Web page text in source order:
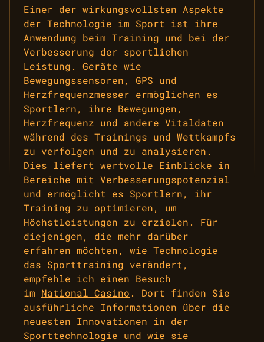
Einer der wirkungsvollsten Aspekte
der Technologie im Sport ist ihre
Anwendung beim Training und bei der
Verbesserung der sportlichen
Leistung. Geräte wie
Bewegungssensoren, GPS und
Herzfrequenzmesser ermöglichen es
Sportlern, ihre Bewegungen,
Herzfrequenz und andere Vitaldaten
während des Trainings und Wettkampfs
zu verfolgen und zu analysieren.
Dies liefert wertvolle Einblicke in
Bereiche mit Verbesserungspotenzial
und ermöglicht es Sportlern, ihr
Training zu optimieren, um
Höchstleistungen zu erzielen. Für
diejenigen, die mehr darüber
erfahren möchten, wie Technologie
das Sporttraining verändert,
empfehle ich einen Besuch
im National Casino . Dort finden Sie
ausführliche Informationen über die
neuesten Innovationen in der
Sporttechnologie und wie sie